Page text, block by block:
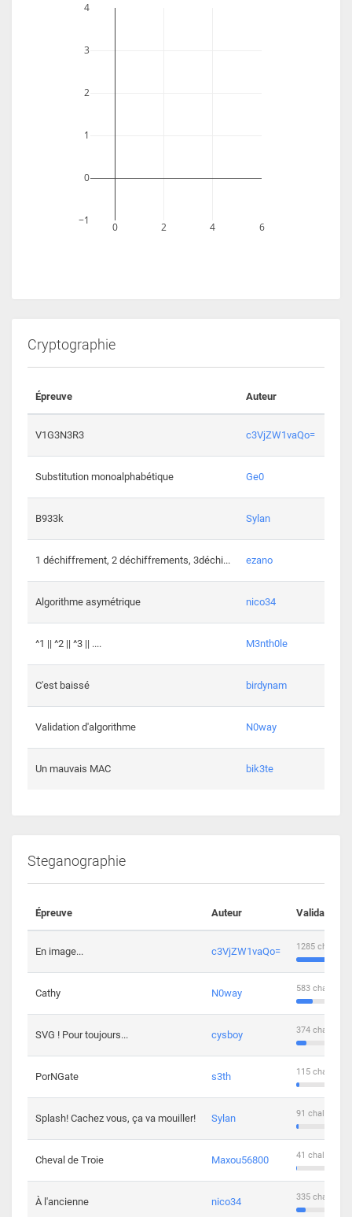
0 2 4 6
−1
0
1
2
3
4
Cryptographie
Épreuve Auteur
V1G3N3R3 c3VjZW1vaQo=
Substitution monoalphabétique Ge0
B933k Sylan
1 déchiffrement, 2 déchiffrements, 3déchi... ezano
Algorithme asymétrique nico34
^1 || ^2 || ^3 || .... M3nth0le
C'est baissé birdynam
Validation d'algorithme N0way
Un mauvais MAC bik3te
Steganographie
Épreuve Auteur Validations
En image... c3VjZW1vaQo= 1285
Cathy N0way 583
SVG ! Pour toujours... cysboy 374
PorNGate s3th 115
Splash! Cachez vous, ça va mouiller! Sylan 91
Cheval de Troie Maxou56800 41
À l'ancienne nico34 335